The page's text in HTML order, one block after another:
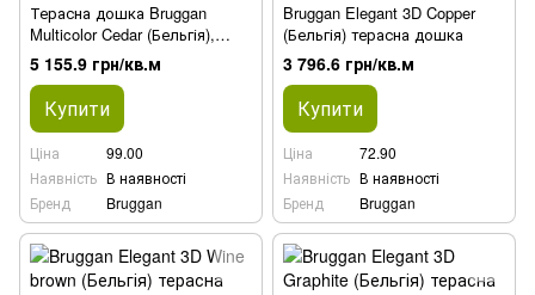
Терасна дошка Bruggan
Multicolor Cedar (Бельгія),
2200х125х23
5 155.9 грн/кв.м
Купити
Ціна
99.00
Наявність В наявності
Бренд
Bruggan
Bruggan Elegant 3D Copper
(Бельгія) терасна дошка
3 796.6 грн/кв.м
Купити
Ціна
72.90
Наявність В наявності
Бренд
Bruggan